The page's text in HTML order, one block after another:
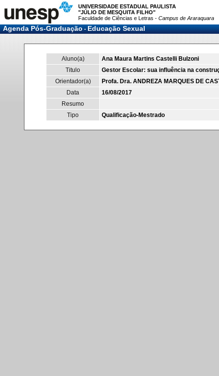
UNIVERSIDADE ESTADUAL PAULISTA
"JÚLIO DE MESQUITA FILHO"
Faculdade de Ciências e Letras - Campus de Araraquara
Agenda Pós-Graduação-Educação Sexual
Aluno(a)
Ana Maura Martins Castelli Bulzoni
Titulo
Gestor Escolar: sua influência na
Orientador(a)
Profa. Dra. ANDREZA MARQUES DE
Data
16/08/2017
Resumo
Tipo
Qualificação-Mestrado